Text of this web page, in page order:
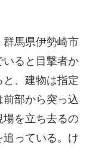
馬県伊勢崎市
ると目撃者か
、建物は指定
部から突っ込
場を立ち去るの
っている。け